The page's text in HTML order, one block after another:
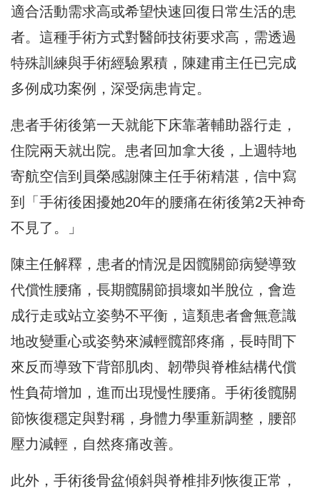
適合活動需求高或希望快速回復日常生活的患
者。這種手術方式對醫師技術要求高，需透過
特殊訓練與手術經驗累積，陳建甫主任已完成
多例成功案例，深受病患肯定。
患者手術後第一天就能下床靠著輔助器行走，
住院兩天就出院。患者回加拿大後，上週特地
寄航空信到員榮感謝陳主任手術精湛，信中寫
到「手術後困擾她20年的腰痛在術後第2天神奇
不見了。」
陳主任解釋，患者的情況是因髖關節病變導致
代償性腰痛，長期髖關節損壞如半脫位，會造
成行走或站立姿勢不平衡，這類患者會無意識
地改變重心或姿勢來減輕髖部疼痛，長時間下
來反而導致下背部肌肉、韌帶與脊椎結構代償
性負荷增加，進而出現慢性腰痛。手術後髖關
節恢復穩定與對稱，身體力學重新調整，腰部
壓力減輕，自然疼痛改善。
此外，手術後骨盆傾斜與脊椎排列恢復正常，